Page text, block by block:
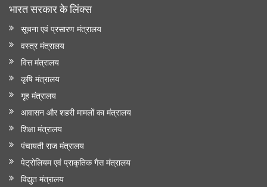
भारत सरकार के लिंक्‍स
सूचना एवं प्रसारण मंत्रालय
वस्त्र मंत्रालय
वित्त मंत्रालय
कृषि मंत्रालय
गृह मंत्रालय
आवासन और शहरी मामलों का मंत्रालय
शिक्षा मंत्रालय
पंचायती राज मंत्रालय
पेट्रोलियम एवं प्राकृतिक गैस मंत्रालय
विद्युत मंत्रालय